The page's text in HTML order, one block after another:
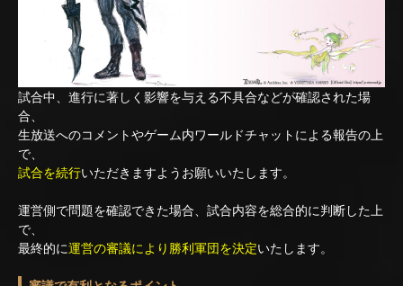
試合中、進行に著しく影響を与える不具合などが確認された場
合、
生放送へのコメントやゲーム内ワールドチャットによる報告の上
で、
試合を続行いただきますようお願いいたします。
運営側で問題を確認できた場合、試合内容を総合的に判断した上
で、
最終的に運営の審議により勝利軍団を決定いたします。